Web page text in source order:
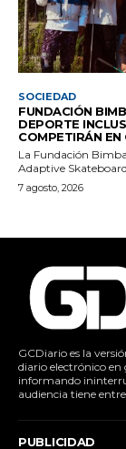
SOCIEDAD
FUNDACIÓN
DEPORTE
COMPETIRÁN
La Fundación
Adaptive
7 agosto, 2026
GCDiario es la
diario electrónico en
informando
audiencia tiene
PUBLICIDAD